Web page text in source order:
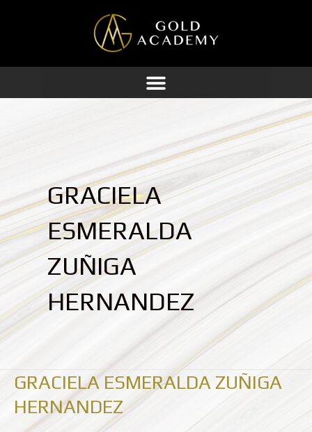
contenido
GRACIELA
ESMERALDA
ZUÑIGA
HERNANDEZ
GRACIELA ESMERALDA ZUÑIGA
HERNANDEZ
GRACIELA
ESMERALDA